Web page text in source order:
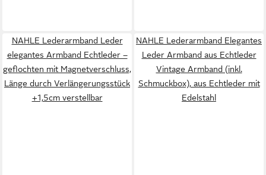
NAHLE Lederarmband Leder
elegantes Armband Echtleder –
geflochten mit Magnetverschluss,
Länge durch Verlängerungsstück
+1,5cm verstellbar
NAHLE Lederarmband Elegantes
Leder Armband aus Echtleder
Vintage Armband (inkl.
Schmuckbox), aus Echtleder mit
Edelstahl